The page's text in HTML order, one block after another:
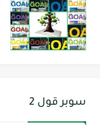
سوبر قول 2